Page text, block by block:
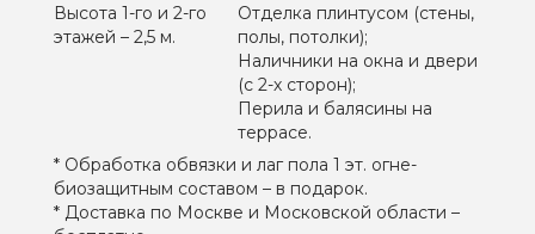
Высота 1-го и 2-го
этажей – 2,5 м.
Отделка плинтусом (стены,
полы, потолки);
Наличники на окна и двери
(с 2-х сторон);
Перила и балясины на
террасе.
* Обработка обвязки и лаг пола 1 эт. огне-
биозащитным составом – в подарок.
* Доставка по Москве и Московской области –